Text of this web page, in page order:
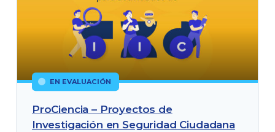
EN EVALUACIÓN
ProCiencia – Proyectos de
Investigación en Seguridad Ciudadana